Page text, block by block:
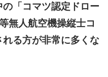
「コマツ認定ドロー
無人航空機操縦士コ
る方が非常に多くな